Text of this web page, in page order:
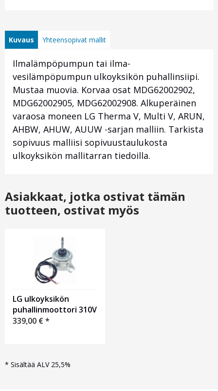
Kuvaus Yhteensopivat mallit
Ilmalämpöpumpun tai ilma-
vesilämpöpumpun ulkoyksikön puhallinsiipi.
Mustaa muovia. Korvaa osat MDG62002902,
MDG62002905, MDG62002908. Alkuperäinen
varaosa moneen LG Therma V, Multi V, ARUN,
AHBW, AHUW, AUUW -sarjan malliin. Tarkista
sopivuus malliisi sopivuustaulukosta
ulkoyksikön mallitarran tiedoilla.
Asiakkaat, jotka ostivat tämän
tuotteen, ostivat myös
LG ulkoyksikön
puhallinmoottori 310V
339,00 €*
* Sisältää ALV 25,5%